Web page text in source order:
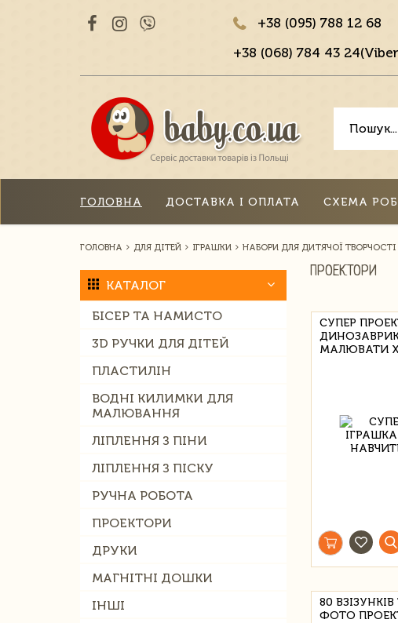
+38 (095) 788 12 68
+38 (068) 784 43
ГОЛОВНА ДОСТАВКА І ОПЛАТА СХЕМА
ГОЛОВНА ДЛЯ ДІТЕЙ ІГРАШКИ НАБОРИ ДЛЯ ДИТЯЧОЇ ТВОРЧОСТІ
КАТАЛОГ
БІСЕР ТА НАМИСТО
3D РУЧКИ ДЛЯ ДІТЕЙ
ПЛАСТИЛІН
ВОДНІ КИЛИМКИ ДЛЯ
МАЛЮВАННЯ
ЛІПЛЕННЯ З ПІНИ
ЛІПЛЕННЯ З ПІСКУ
РУЧНА РОБОТА
ПРОЕКТОРИ
ДРУКИ
МАГНІТНІ ДОШКИ
ІНШІ
ПРОЕКТОРИ
СУПЕР
МАЛЮВАТИ
80
ФОТО